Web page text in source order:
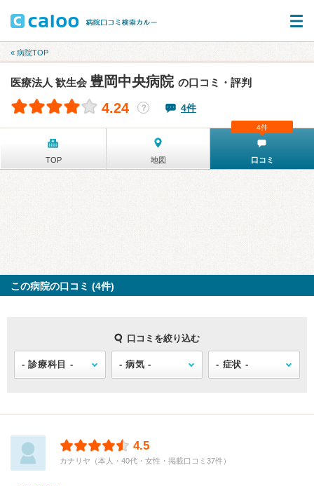
« 病院TOP
医療法人 歓生会 豊岡中央病院 の口コミ・評判
4.24 ？ 4件
TOP 地図 口コミ
4件
この病院の口コミ (4件)
口コミを絞り込む
4.5
カナリヤ（本人・40代・女性・掲載口コミ37件）